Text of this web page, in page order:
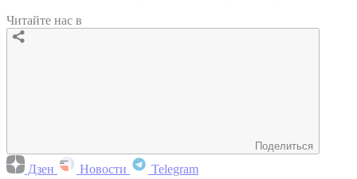
Читайте нас в
Поделиться
Дзен Новости Telegram